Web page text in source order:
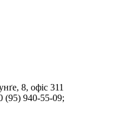
8, офіс 311
(95) 940-55-09;